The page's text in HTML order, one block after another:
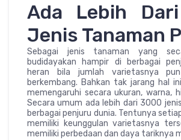
Ada Lebih
Jenis Tanaman
Sebagai jenis tanaman yang
budidayakan hampir di berbagai
heran bila jumlah varietasnya
berkembang. Bahkan tak jarang hal
memengaruhi secara ukuran, warna,
Secara umum ada lebih dari 3000
berbagai penjuru dunia. Tentunya
memiliki keunggulan varietasnya
memiliki perbedaan dan daya tariknya